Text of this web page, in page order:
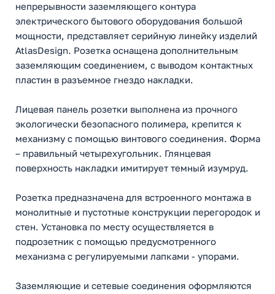
непрерывности заземляющего контура
электрического бытового оборудования большой
мощности, представляет серийную линейку изделий
AtlasDesign. Розетка оснащена дополнительным
заземляющим соединением, с выводом контактных
пластин в разъемное гнездо накладки.
Лицевая панель розетки выполнена из прочного
экологически безопасного полимера, крепится к
механизму с помощью винтового соединения. Форма
– правильный четырехугольник. Глянцевая
поверхность накладки имитирует темный изумруд.
Розетка предназначена для встроенного монтажа в
монолитные и пустотные конструкции перегородок и
стен. Установка по месту осуществляется в
подрозетник с помощью предусмотренного
механизма с регулируемыми лапками - упорами.
Заземляющие и сетевые соединения оформляются